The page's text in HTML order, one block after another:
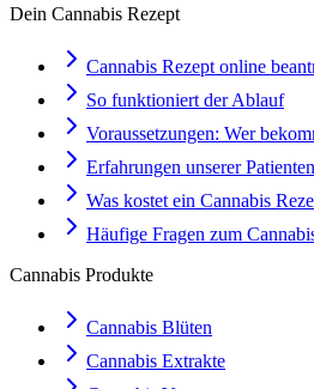
Dein Cannabis Rezept
Cannabis Rezept online
So funktioniert der Ablauf
Voraussetzungen: Wer
Erfahrungen unserer Patienten
Was kostet ein Cannabis
Häufige Fragen zum
Cannabis Produkte
Cannabis Blüten
Cannabis Extrakte